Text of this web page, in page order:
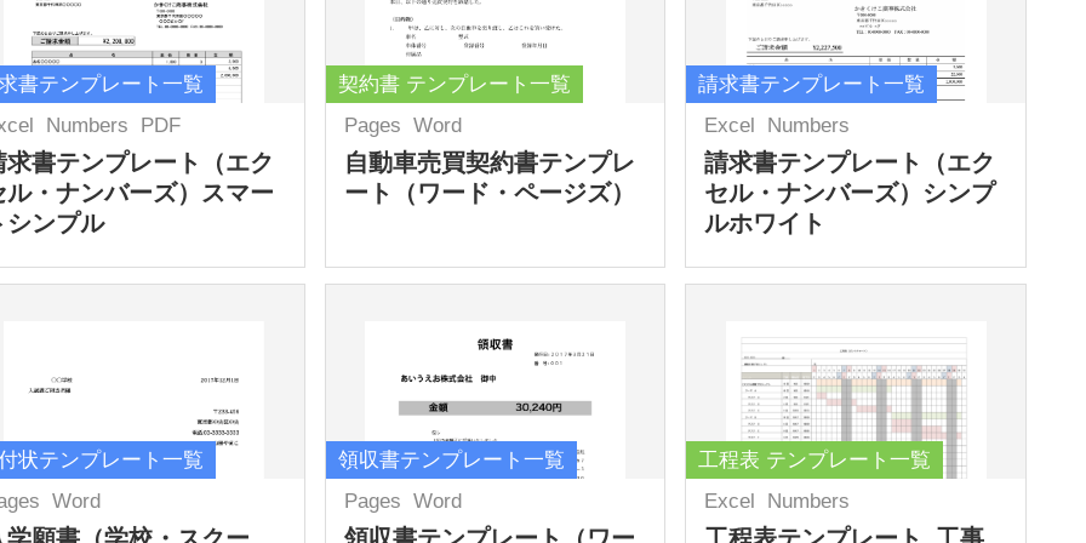
書テンプレート一覧
Numbers PDF
求書テンプレート（エク
ル・ナンバーズ）スマー
シンプル
契約書 テンプレート一覧
Pages Word
自動車売買契約書テンプレ
ート（ワード・ページズ）
請求書テンプレート一覧
Excel
Numbers
請求書テンプレート（エク
セル・ナンバーズ）シンプ
ルホワイト
状テンプレート一覧
Word
学願書（学校・スクー
領収書テンプレート一覧
Pages Word
領収書テンプレート（ワー
工程表 テンプレート一覧
Excel
Numbers
工程表テンプレート_工事